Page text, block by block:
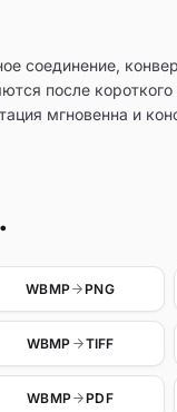
соединение,
после
мгновенна и
WBMP PNG
WBMP TIFF
WBMP PDF